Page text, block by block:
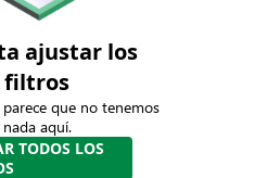
ajustar los
filtros
que no tenemos
nada aquí.
TODOS LOS